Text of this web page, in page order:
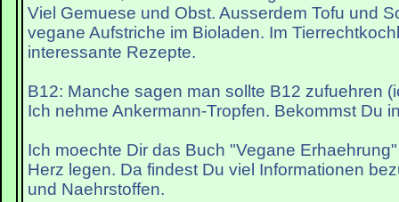
Viel Gemuese und Obst. Ausserdem Tofu und
vegane Aufstriche im Bioladen. Im
interessante Rezepte.
B12: Manche sagen man sollte B12 zufuehren
Ich nehme Ankermann-Tropfen. Bekommst Du
Ich moechte Dir das Buch "Vegane
Herz legen. Da findest Du viel Informationen
und Naehrstoffen.